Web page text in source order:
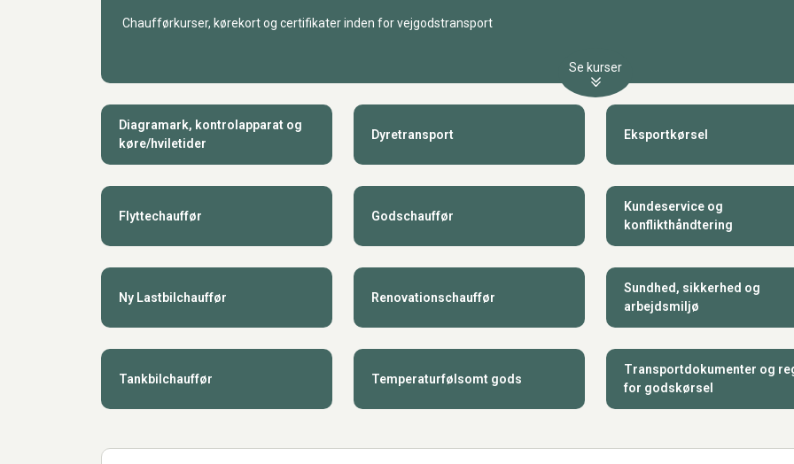
Chaufførkurser, kørekort og certifikater inden for vejgodstransport
Se kurser
Diagramark, kontrolapparat og
køre/hviletider
Dyretransport Eksportkørsel
Flyttechauffør Godschauffør
Kundeservice og
konflikthåndtering
Ny Lastbilchauffør Renovationschauffør
Sundhed, sikkerhed og
arbejdsmiljø
Tankbilchauffør Temperaturfølsomt gods
Transportdokumenter og
for godskørsel